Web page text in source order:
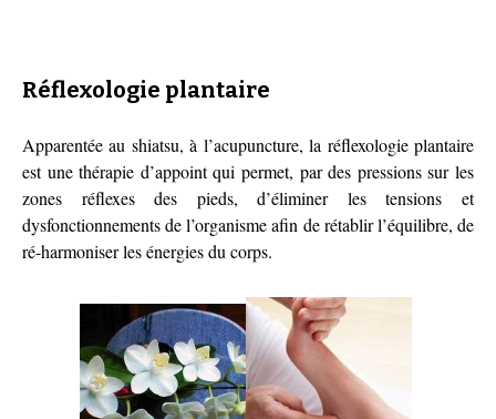
Réflexologie plantaire
Apparentée au shiatsu, à l’acupuncture, la réflexologie plantaire
est une thérapie d’appoint qui permet, par des pressions sur les
zones réflexes des pieds, d’éliminer les tensions et
dysfonctionnements de l’organisme afin de rétablir l’équilibre, de
ré-harmoniser les énergies du corps.